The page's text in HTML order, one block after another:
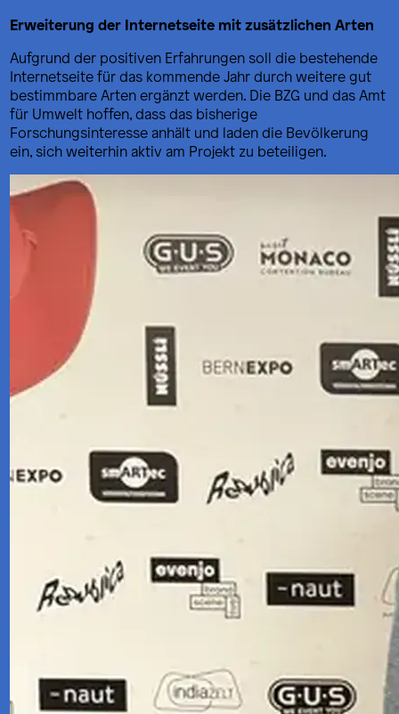
Erweiterung der Internetseite mit zusätzlichen Arten
Aufgrund der positiven Erfahrungen soll die bestehende
Internetseite für das kommende Jahr durch weitere gut
bestimmbare Arten ergänzt werden. Die BZG und das Amt
für Umwelt hoffen, dass das bisherige
Forschungsinteresse anhält und laden die Bevölkerung
ein, sich weiterhin aktiv am Projekt zu beteiligen.